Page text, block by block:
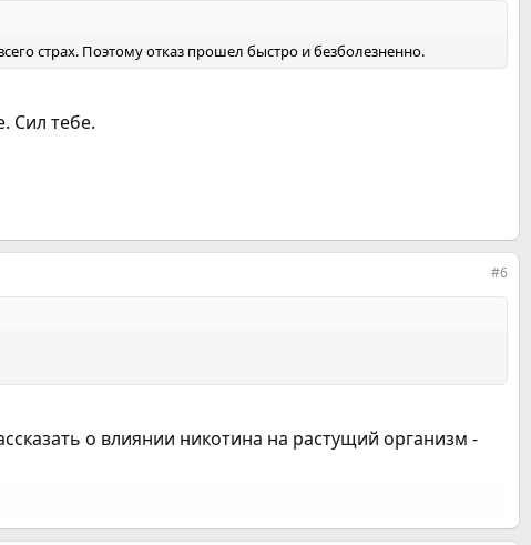
страх. Поэтому отказ прошел быстро и безболезненно.
Сил тебе.
#6
о влиянии никотина на растущий организм -